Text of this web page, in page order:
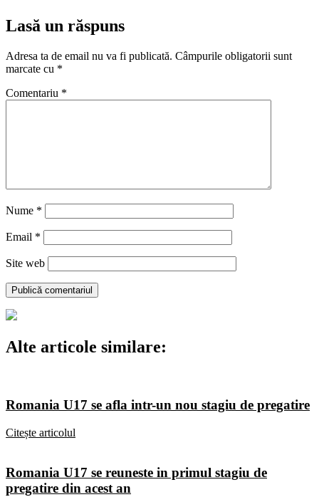
Lasă un răspuns
Adresa ta de email nu va fi publicată. Câmpurile obligatorii sunt
marcate cu *
Comentariu *
Nume *
Email *
Site web
Alte articole similare:
Romania U17 se afla intr-un nou stagiu de pregatire
Citește articolul
Romania U17 se reuneste in primul stagiu de
pregatire din acest an